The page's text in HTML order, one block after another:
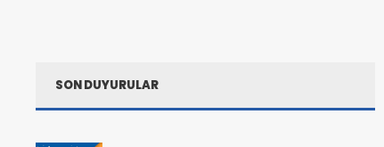
SON DUYURULAR